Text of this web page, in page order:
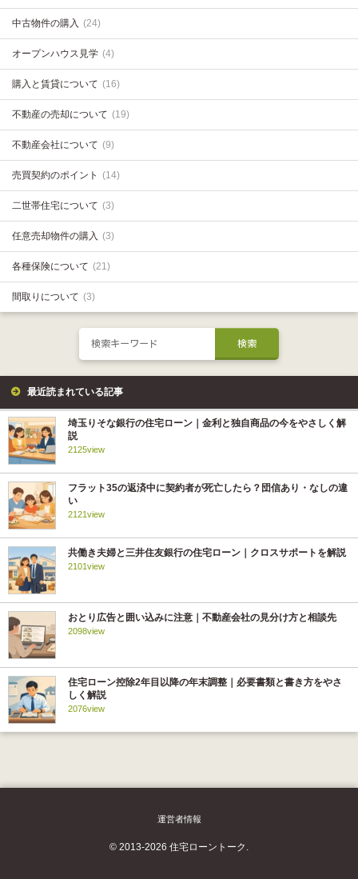
中古物件の購入 (24)
オープンハウス見学 (4)
購入と賃貸について (16)
不動産の売却について (19)
不動産会社について (9)
売買契約のポイント (14)
二世帯住宅について (3)
任意売却物件の購入 (3)
各種保険について (21)
間取りについて (3)
最近読まれている記事
埼玉りそな銀行の住宅ローン｜金利と独自商品の今をやさしく解
説
2125view
フラット35の返済中に契約者が死亡したら？団信あり・なしの違
い
2121view
共働き夫婦と三井住友銀行の住宅ローン｜クロスサポートを解説
2101view
おとり広告と囲い込みに注意｜不動産会社の見分け方と相談先
2098view
住宅ローン控除2年目以降の年末調整｜必要書類と書き方をやさ
しく解説
2076view
運営者情報
© 2013-2026 住宅ローントーク.